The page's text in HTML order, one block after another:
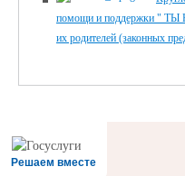
помощи и поддержки " ТЫ
их родителей (законных
Решаем вместе